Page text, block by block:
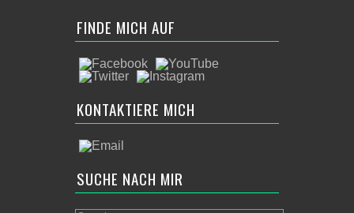
FINDE MICH AUF
KONTAKTIERE MICH
SUCHE NACH MIR